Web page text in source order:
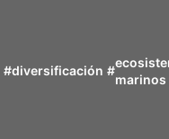
#diversificación #
marinos